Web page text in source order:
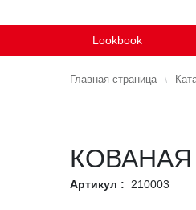
Lookbook
Главная страница
КОВАНАЯ
Артикул : 210003